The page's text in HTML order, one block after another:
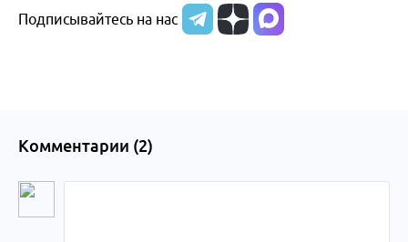
Алтайского
Подписывайтесь на нас
Комментарии (2)